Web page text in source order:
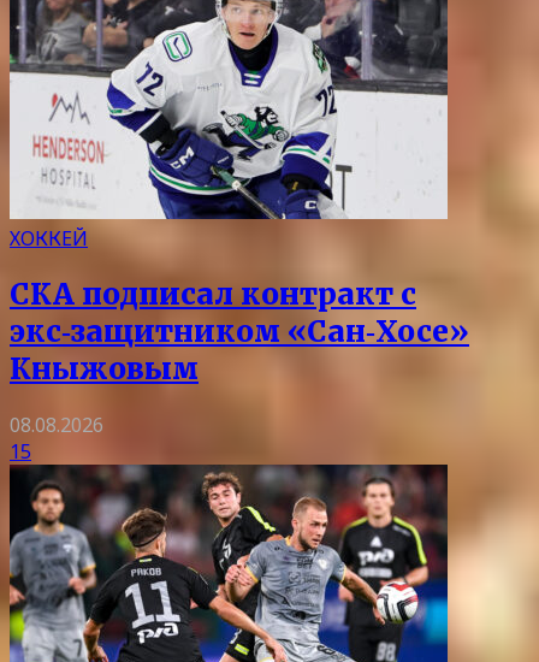
ХОККЕЙ
СКА подписал контракт с
экс‑защитником «Сан‑Хосе»
Кныжовым
08.08.2026
15